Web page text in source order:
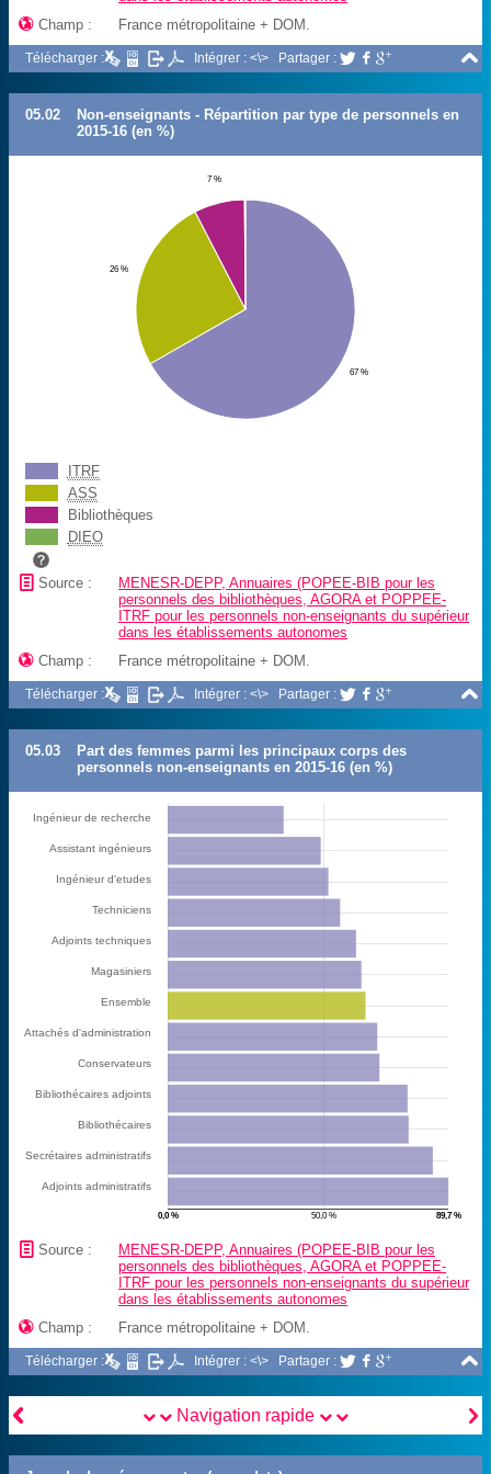
 Champ : France métropolitaine + DOM.

Télécharger : Intégrer : <\> Partager :   
05.02
Non-enseignants - Répartition par type de personnels en
2015-16 (en %)
67 %
26 %
7 %
ITRF
ASS
Bibliothèques
DIEO
📄 Source :
MENESR-DEPP, Annuaires (POPEE-BIB pour les
personnels des bibliothèques, AGORA et POPPEE-
ITRF pour les personnels non-enseignants du supérieur
dans les établissements autonomes
 Champ : France métropolitaine + DOM.

Télécharger : Intégrer : <\> Partager :   
05.03
Part des femmes parmi les principaux corps des
personnels non-enseignants en 2015-16 (en %)
50,0 %
0,0 % 89,7 %
Ingénieur de recherche
Assistant ingénieurs
Ingénieur d'etudes
Techniciens
Adjoints techniques
Magasiniers
Ensemble
Attachés d'administration
Conservateurs
Bibliothécaires adjoints
Bibliothécaires
Secrétaires administratifs
Adjoints administratifs
📄 Source :
MENESR-DEPP, Annuaires (POPEE-BIB pour les
personnels des bibliothèques, AGORA et POPPEE-
ITRF pour les personnels non-enseignants du supérieur
dans les établissements autonomes
 Champ : France métropolitaine + DOM.

Télécharger : Intégrer : <\> Partager :   
 
Navigation rapide